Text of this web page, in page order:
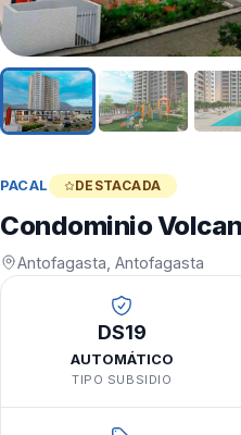
PACAL DESTACADA
Condominio
Antofagasta, Antofagasta
DS19
AUTOMÁTICO
TIPO SUBSIDIO